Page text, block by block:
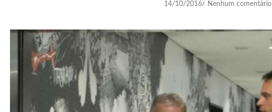
14/10/2016/ Nenhum comentário